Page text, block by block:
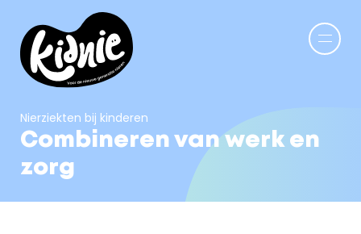
Nierziekten bij kinderen
Combineren van werk en
zorg